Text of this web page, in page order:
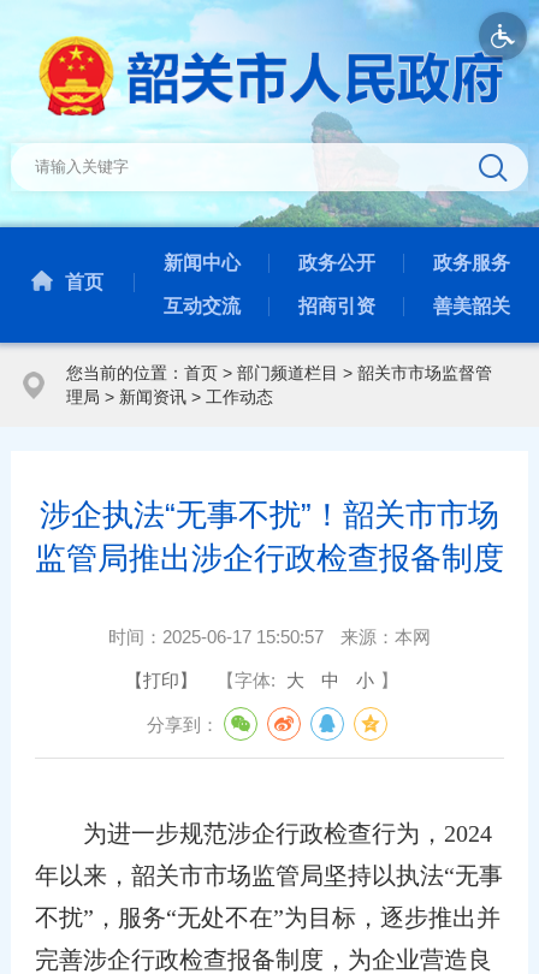
首页
新闻中心 政务公开 政务服务
互动交流 招商引资 善美韶关
您当前的位置： 首页> 部门频道栏目 > 韶关市市场监督管
理局 > 新闻资讯> 工作动态
涉企执法“无事不扰”！韶关市市场
监管局推出涉企行政检查报备制度
时间： 2025-06-17 15:50:57 来源： 本网
【打印】 【字体: 大 中 小 】
分享到：
为进一步规范涉企行政检查行为，2024
年以来，韶关市市场监管局坚持以执法“无事
不扰”，服务“无处不在”为目标，逐步推出并
完善涉企行政检查报备制度，为企业营造良